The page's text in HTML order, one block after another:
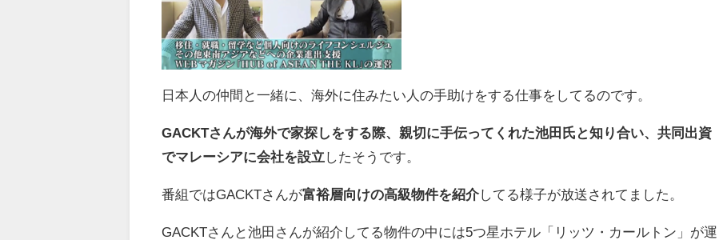
日本人の仲間と一緒に、海外に住みたい人の手助けをする仕事をしてるのです。
GACKTさんが海外で家探しをする際、親切に手伝ってくれた池田氏と知り合い、共同出資
でマレーシアに会社を設立 したそうです。
番組ではGACKTさんが富裕層向けの高級物件を紹介してる様子が放送されてました。
GACKTさんと池田さんが紹介してる物件の中には5つ星ホテル「リッツ・カールトン」が運